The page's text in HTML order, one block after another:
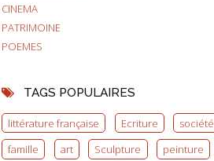
CINEMA
PATRIMOINE
POEMES
TAGS POPULAIRES
littérature française Ecriture société
famille
art Sculpture peinture